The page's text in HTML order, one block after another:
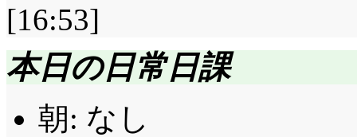
[16:53]
本日の日常日課
朝: なし